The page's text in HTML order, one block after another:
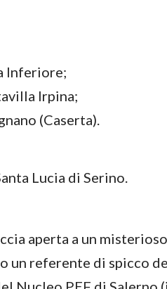
Inferiore;
Irpina;
(Caserta).
Lucia di Serino.
aperta a un misterioso
un referente di spicco